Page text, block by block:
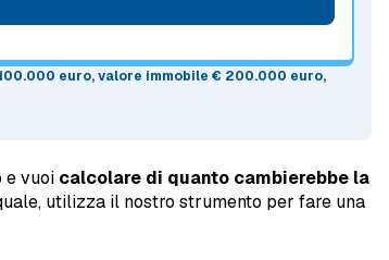
euro, valore immobile € 200.000 euro,
e vuoi calcolare di quanto cambierebbe la
utilizza il nostro strumento per fare una